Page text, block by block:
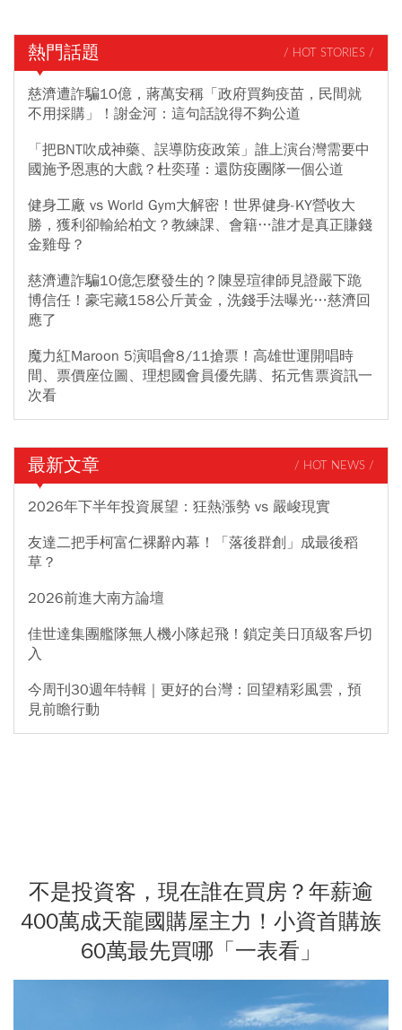
熱門話題 / HOT STORIES /
慈濟遭詐騙10億，蔣萬安稱「政府買夠疫苗，民間就
不用採購」！謝金河：這句話說得不夠公道
「把BNT吹成神藥、誤導防疫政策」誰上演台灣需要中
國施予恩惠的大戲？杜奕瑾：還防疫團隊一個公道
健身工廠 vs World Gym大解密！世界健身-KY營收大
勝，獲利卻輸給柏文？教練課、會籍…誰才是真正賺錢
金雞母？
慈濟遭詐騙10億怎麼發生的？陳昱瑄律師見證嚴下跪
博信任！豪宅藏158公斤黃金，洗錢手法曝光…慈濟回
應了
魔力紅Maroon 5演唱會8/11搶票！高雄世運開唱時
間、票價座位圖、理想國會員優先購、拓元售票資訊一
次看
最新文章 / HOT NEWS /
2026年下半年投資展望：狂熱漲勢 vs 嚴峻現實
友達二把手柯富仁裸辭內幕！「落後群創」成最後稻
草？
2026前進大南方論壇
佳世達集團艦隊無人機小隊起飛！鎖定美日頂級客戶切
入
今周刊30週年特輯｜更好的台灣：回望精彩風雲，預
見前瞻行動
不是投資客，現在誰在買房？年薪逾
400萬成天龍國購屋主力！小資首購族
60萬最先買哪「一表看」